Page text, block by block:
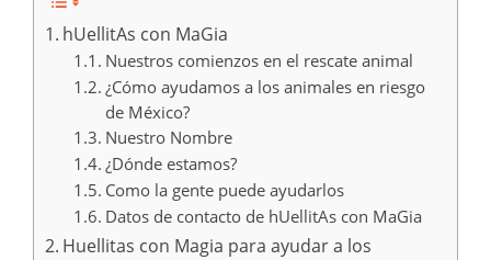
hUellitAs con MaGia
Nuestros comienzos en el rescate animal
¿Cómo ayudamos a los animales en riesgo
de México?
Nuestro Nombre
¿Dónde estamos?
Como la gente puede ayudarlos
Datos de contacto de hUellitAs con MaGia
Huellitas con Magia para ayudar a los